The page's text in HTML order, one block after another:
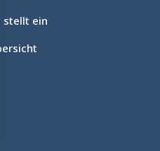
stellt ein